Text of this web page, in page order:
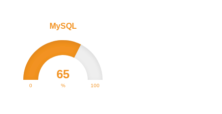
MySQL
65
%
0 100